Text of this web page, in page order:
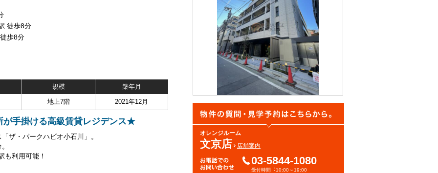
徒歩8分
歩8分
規模 築年月
地上7階 2021年12月
手掛ける高級賃貸レジデンス★
ザ・パークハビオ小石川」。
も利用可能！
オレンジルーム
文京店 店舗案内
03-5844-1080
受付時間︓10:00～19:00